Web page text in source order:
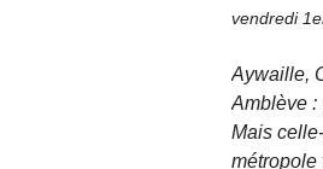
vendredi
Aywaille,
Amblève :
Mais
métropole